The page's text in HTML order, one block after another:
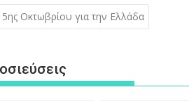
Οκτωβρίου για την Ελλάδα